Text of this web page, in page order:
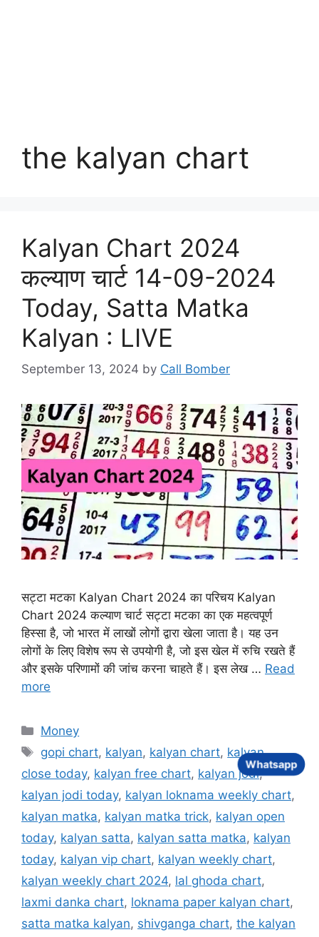
Whatsapp
the kalyan chart
Kalyan Chart 2024
कल्याण चार्ट 14-09-2024
Today, Satta Matka
Kalyan : LIVE
September 13, 2024 by Call Bomber
सट्टा मटका Kalyan Chart 2024 का परिचय Kalyan
Chart 2024 कल्याण चार्ट सट्टा मटका का एक महत्वपूर्ण
हिस्सा है, जो भारत में लाखों लोगों द्वारा खेला जाता है। यह उन
लोगों के लिए विशेष रूप से उपयोगी है, जो इस खेल में रुचि रखते हैं
और इसके परिणामों की जांच करना चाहते हैं। इस लेख … Read
more
Categories
Money
Tags
gopi chart, kalyan, kalyan chart, kalyan
close today, kalyan free chart, kalyan jodi,
kalyan jodi today, kalyan loknama weekly chart,
kalyan matka, kalyan matka trick, kalyan open
today, kalyan satta, kalyan satta matka, kalyan
today, kalyan vip chart, kalyan weekly chart,
kalyan weekly chart 2024, lal ghoda chart,
laxmi danka chart, loknama paper kalyan chart,
satta matka kalyan, shivganga chart, the kalyan